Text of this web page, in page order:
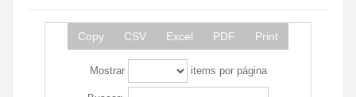
Copy CSV Excel PDF Print
Mostrar items por página